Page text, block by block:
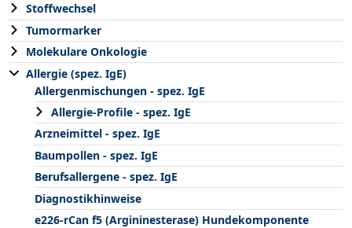
Stoffwechsel
Tumormarker
Molekulare Onkologie
Allergie (spez. IgE)
Allergenmischungen - spez. IgE
Allergie-Profile - spez. IgE
Arzneimittel - spez. IgE
Baumpollen - spez. IgE
Berufsallergene - spez. IgE
Diagnostikhinweise
e226-rCan f5 (Argininesterase) Hundekomponente